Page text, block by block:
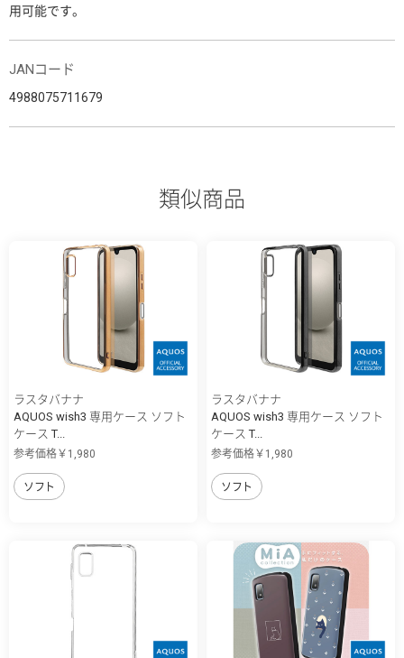
用可能です。
JANコード
4988075711679
類似商品
ラスタバナナ
AQUOS wish3 専用ケース ソフト
ケース T...
参考価格￥1,980
ソフト
ラスタバナナ
AQUOS wish3 専用ケース ソフト
ケース T...
参考価格￥1,980
ソフト